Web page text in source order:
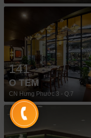
141
O TEM
CN Hưng Phước 3 - Q.7